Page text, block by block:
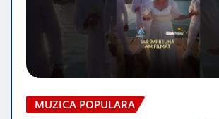
MUZICA POPULARA